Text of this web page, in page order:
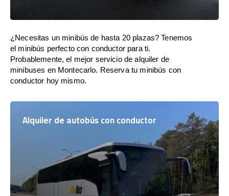
¿Necesitas un minibús de hasta 20 plazas? Tenemos
el minibús perfecto con conductor para ti.
Probablemente, el mejor servicio de alquiler de
minibuses en Montecarlo. Reserva tu minibús con
conductor hoy mismo.
Alquiler de autobús con conductor